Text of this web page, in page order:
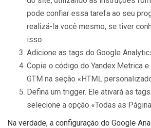
pode confiar essa tarefa ao seu
realizá-la você mesmo, se tiver
isso.
Adicione as tags do Google
Copie o código do Yandex.Metrica
GTM na seção «HTML
Defina um trigger. Ele ativará as
selecione a opção «Todas as
Na verdade, a configuração do Google